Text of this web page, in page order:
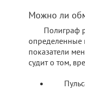
Можно ли
Полиграф
определенные
показатели
судит о том,